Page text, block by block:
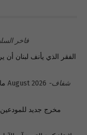
فاخر
الفقر الذي يأنف لبنان أن
6 August 2026 شفاف-
مخرج جديد